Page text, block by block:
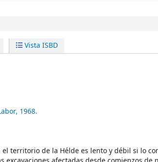
Vista ISBD
1968.
territorio de la Hélde es lento y débil si lo